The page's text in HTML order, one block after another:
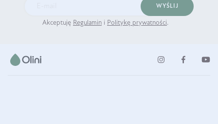
WYŚLIJ
Akceptuję Regulamin i Politykę prywatności.